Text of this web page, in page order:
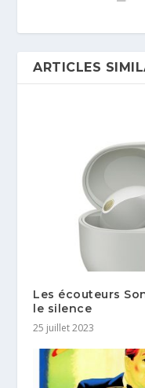
ARTICLES
Les écouteurs
le silence
25 juillet 2023